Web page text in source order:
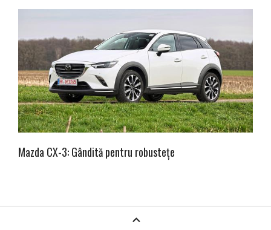
Mazda CX-3: Gândită pentru robustețe